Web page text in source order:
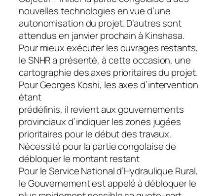
nouvelles technologies en vue d’une
autonomisation du projet. D’autres sont
attendus en janvier prochain à Kinshasa.
Pour mieux exécuter les ouvrages restants,
le SNHR a présenté, à cette occasion, une
cartographie des axes prioritaires du projet.
Pour Georges Koshi, les axes d’intervention
étant
prédéfinis, il revient aux gouvernements
provinciaux d’indiquer les zones jugées
prioritaires pour le début des travaux.
Nécessité pour la partie congolaise de
débloquer le montant restant
Pour le Service National d’Hydraulique Rural,
le Gouvernement est appelé à débloquer le